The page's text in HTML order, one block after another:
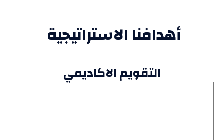
أهدافنا الاستراتيجية
التقويم الاكاديمي